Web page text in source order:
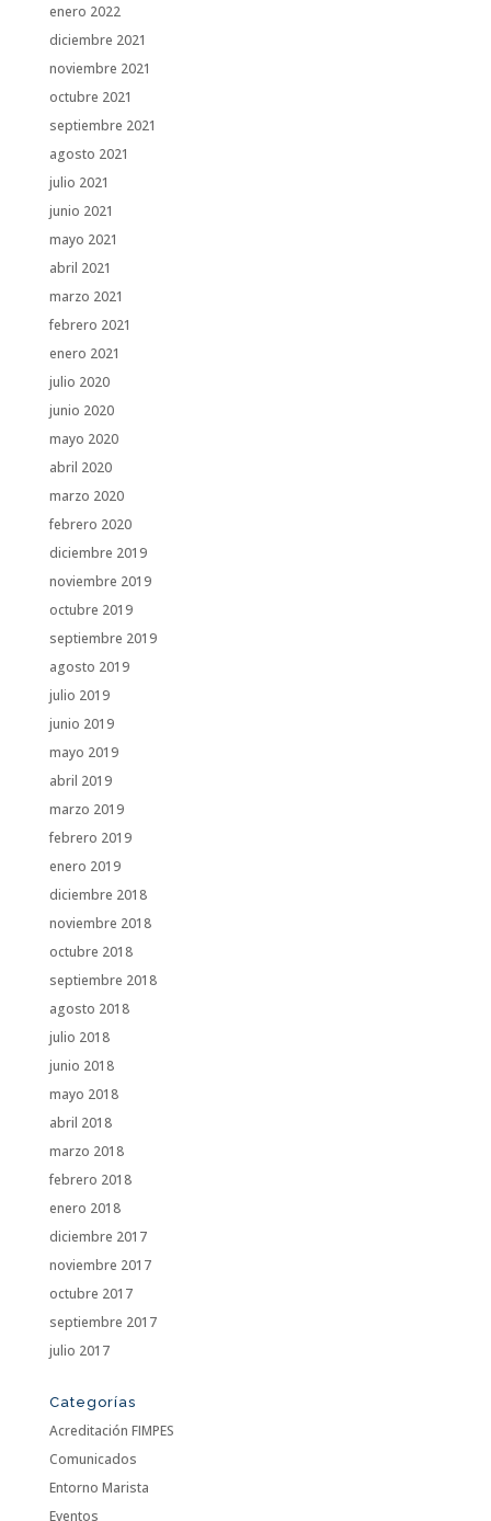
enero 2022
diciembre 2021
noviembre 2021
octubre 2021
septiembre 2021
agosto 2021
julio 2021
junio 2021
mayo 2021
abril 2021
marzo 2021
febrero 2021
enero 2021
julio 2020
junio 2020
mayo 2020
abril 2020
marzo 2020
febrero 2020
diciembre 2019
noviembre 2019
octubre 2019
septiembre 2019
agosto 2019
julio 2019
junio 2019
mayo 2019
abril 2019
marzo 2019
febrero 2019
enero 2019
diciembre 2018
noviembre 2018
octubre 2018
septiembre 2018
agosto 2018
julio 2018
junio 2018
mayo 2018
abril 2018
marzo 2018
febrero 2018
enero 2018
diciembre 2017
noviembre 2017
octubre 2017
septiembre 2017
julio 2017
Categorías
Acreditación FIMPES
Comunicados
Entorno Marista
Eventos